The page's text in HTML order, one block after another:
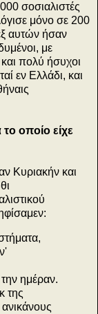
σοσιαλιστές
μόνο σε 200
αυτών ήσαν
με
πολύ ήσυχοι
εν Ελλάδι, και
οποίο είχε
Κυριακήν και
ημέραν.
της